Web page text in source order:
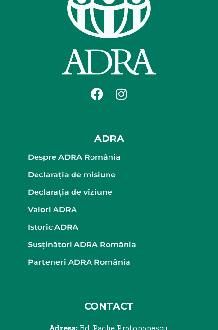
ADRA
Despre ADRA România
Declaraţia de misiune
Declaraţia de viziune
Valori ADRA
Istoric ADRA
Susținători ADRA România
Parteneri ADRA România
CONTACT
Adresa:Bd. Pache Protopopescu,